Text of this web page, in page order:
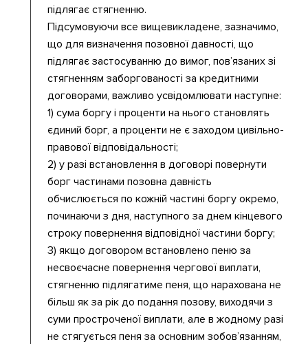
підлягає стягненню.
Підсумовуючи все вищевикладене, зазначимо,
що для визначення позовної давності, що
підлягає застосуванню до вимог, пов’язаних зі
стягненням заборгованості за кредитними
договорами, важливо усвідомлювати наступне:
1) сума боргу і проценти на нього становлять
єдиний борг, а проценти не є заходом цивільно-
правової відповідальності;
2) у разі встановлення в договорі повернути
борг частинами позовна давність
обчислюється по кожній частині боргу окремо,
починаючи з дня, наступного за днем кінцевого
строку повернення відповідної частини боргу;
3) якщо договором встановлено пеню за
несвоєчасне повернення чергової виплати,
стягненню підлягатиме пеня, що нарахована не
більш як за рік до подання позову, виходячи з
суми простроченої виплати, але в жодному разі
не стягується пеня за основним зобов’язанням,